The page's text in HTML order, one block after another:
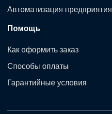
Автоматизация предприятия
Помощь
Как оформить заказ
Способы оплаты
Гарантийные условия